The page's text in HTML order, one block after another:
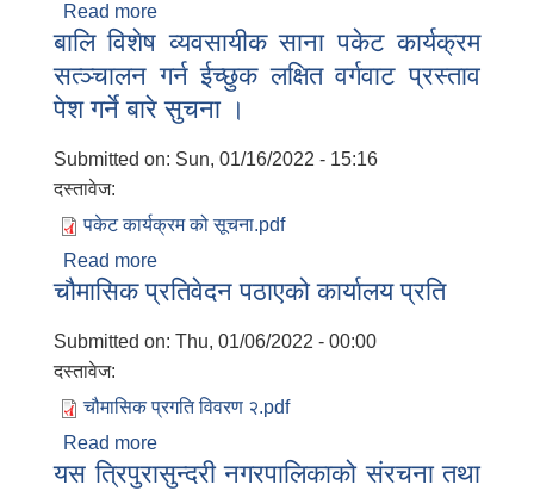
Read more
पटक।
बालि विशेष व्यवसायीक साना पकेट कार्यक्रम
सत्ञ्चालन गर्न ईच्छुक लक्षित वर्गवाट प्रस्ताव
पेश गर्ने बारे सुचना ।
Submitted on: Sun, 01/16/2022 - 15:16
दस्तावेज:
पकेट कार्यक्रम को सूचना.pdf
Read more
सत्ञ्चालन गर्न ईच्छुक लक्षित वर्गवाट प्रस्ताव पेश गर्ने
चौमासिक प्रतिवेदन पठाएको कार्यालय प्रति
Submitted on: Thu, 01/06/2022 - 00:00
दस्तावेज:
चौमासिक प्रगति विवरण २.pdf
Read more
यस त्रिपुरासुन्दरी नगरपालिकाको संरचना तथा